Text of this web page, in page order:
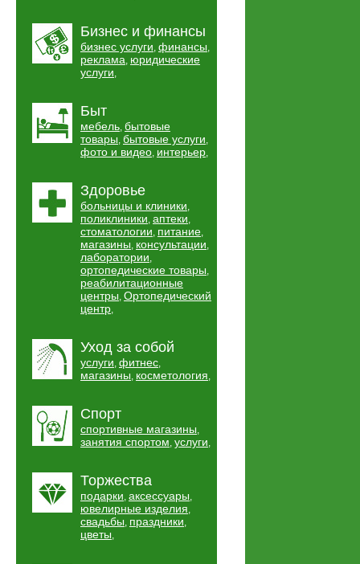
Бизнес и финансы
бизнес услуги, финансы,
реклама, юридические
услуги,
Быт
мебель, бытовые
товары, бытовые услуги,
фото и видео, интерьер,
Здоровье
больницы и клиники,
поликлиники, аптеки,
стоматологии, питание,
магазины, консультации,
лаборатории,
ортопедические товары,
реабилитационные
центры, Ортопедический
центр,
Уход за собой
услуги, фитнес,
магазины, косметология,
Спорт
спортивные магазины,
занятия спортом, услуги,
Торжества
подарки, аксессуары,
ювелирные изделия,
свадьбы, праздники,
цветы,